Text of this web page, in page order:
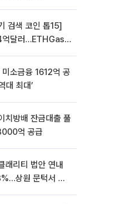
검색 코인 톱15]
억달러…ETHGas
소금융 1612억 공
대 최대’
치방배 잔금대출 풀
억 공급
래리티 법안 연내
상원 문턱서 제